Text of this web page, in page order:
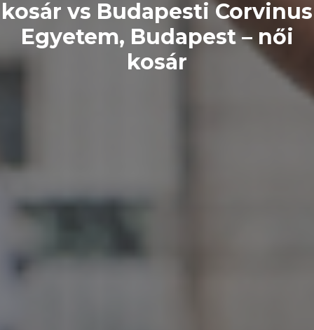
kosár vs Budapesti Corvinus
Egyetem, Budapest – női
kosár